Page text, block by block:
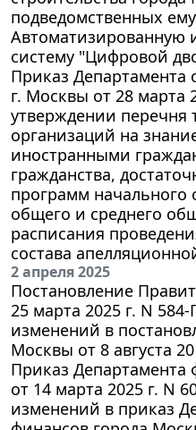
подведомственных
систему "Цифровой
Приказ Департамента
г. Москвы от 28 марта
утверждении перечня
организаций на
иностранными
гражданства,
программ начального
общего и среднего
расписания
состава
2 апреля 2025
Постановление
25 марта 2025 г. N
изменений в
Москвы от 8 августа
Приказ Департамента
от 14 марта 2025 г. N
изменений в приказ